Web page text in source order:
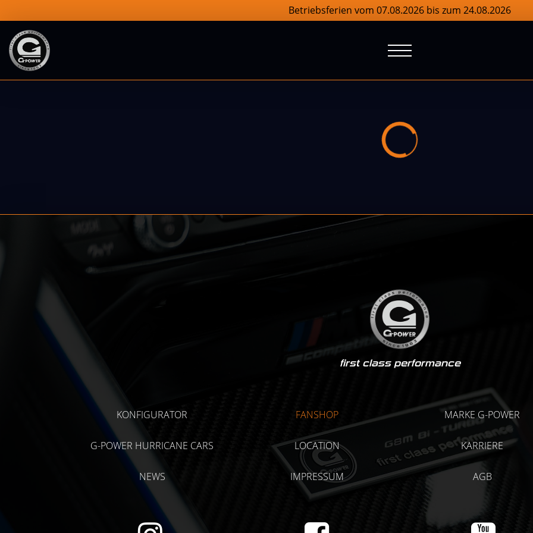
Betriebsferien vom 07.08.2026 bis zum 24.08.2026
first class performance
KONFIGURATOR FANSHOP MARKE G-POWER
G-POWER HURRICANE CARS LOCATION KARRIERE
NEWS IMPRESSUM AGB